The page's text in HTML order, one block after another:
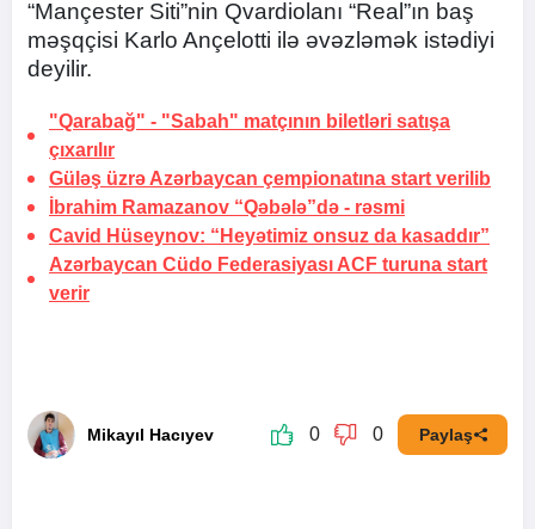
“Mançester Siti”nin Qvardiolanı “Real”ın baş
məşqçisi Karlo Ançelotti ilə əvəzləmək istədiyi
deyilir.
"Qarabağ" - "Sabah" matçının biletləri satışa
çıxarılır
Güləş üzrə Azərbaycan çempionatına start verilib
İbrahim Ramazanov “Qəbələ”də - rəsmi
Cavid Hüseynov: “Heyətimiz onsuz da kasaddır”
Azərbaycan Cüdo Federasiyası ACF turuna start
verir
Mikayıl Hacıyev 0 0 Paylaş